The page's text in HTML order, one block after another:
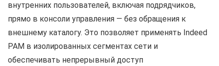
внутренних пользователей, включая подрядчиков,
прямо в консоли управления — без обращения к
внешнему каталогу. Это позволяет применять Indeed
PAM в изолированных сегментах сети и
обеспечивать непрерывный доступ